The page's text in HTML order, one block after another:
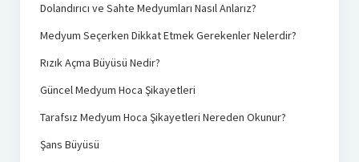
Dolandırıcı ve Sahte Medyumları Nasıl Anlarız?
Medyum Seçerken Dikkat Etmek Gerekenler Nelerdir?
Rızık Açma Büyüsü Nedir?
Güncel Medyum Hoca Şikayetleri
Tarafsız Medyum Hoca Şikayetleri Nereden Okunur?
Şans Büyüsü